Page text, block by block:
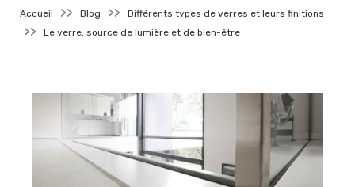
Accueil Blog
Différents types de verres et leurs finitions
Le verre, source de lumière et de bien-être